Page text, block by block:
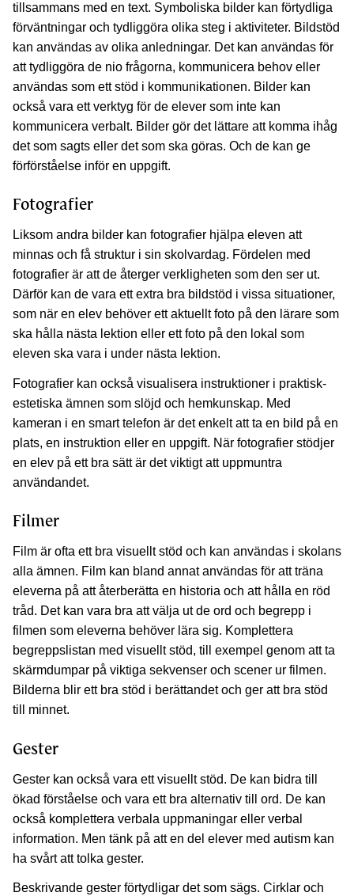
tillsammans med en text. Symboliska bilder kan förtydliga
förväntningar och tydliggöra olika steg i aktiviteter. Bildstöd
kan användas av olika anledningar. Det kan användas för
att tydliggöra de nio frågorna, kommunicera behov eller
användas som ett stöd i kommunikationen. Bilder kan
också vara ett verktyg för de elever som inte kan
kommunicera verbalt. Bilder gör det lättare att komma ihåg
det som sagts eller det som ska göras. Och de kan ge
förförståelse inför en uppgift.
Fotografier
Liksom andra bilder kan fotografier hjälpa eleven att
minnas och få struktur i sin skolvardag. Fördelen med
fotografier är att de återger verkligheten som den ser ut.
Därför kan de vara ett extra bra bildstöd i vissa situationer,
som när en elev behöver ett aktuellt foto på den lärare som
ska hålla nästa lektion eller ett foto på den lokal som
eleven ska vara i under nästa lektion.
Fotografier kan också visualisera instruktioner i praktisk-
estetiska ämnen som slöjd och hemkunskap. Med
kameran i en smart telefon är det enkelt att ta en bild på en
plats, en instruktion eller en uppgift. När fotografier stödjer
en elev på ett bra sätt är det viktigt att uppmuntra
användandet.
Filmer
Film är ofta ett bra visuellt stöd och kan användas i skolans
alla ämnen. Film kan bland annat användas för att träna
eleverna på att återberätta en historia och att hålla en röd
tråd. Det kan vara bra att välja ut de ord och begrepp i
filmen som eleverna behöver lära sig. Komplettera
begreppslistan med visuellt stöd, till exempel genom att ta
skärmdumpar på viktiga sekvenser och scener ur filmen.
Bilderna blir ett bra stöd i berättandet och ger att bra stöd
till minnet.
Gester
Gester kan också vara ett visuellt stöd. De kan bidra till
ökad förståelse och vara ett bra alternativ till ord. De kan
också komplettera verbala uppmaningar eller verbal
information. Men tänk på att en del elever med autism kan
ha svårt att tolka gester.
Beskrivande gester förtydligar det som sägs. Cirklar och